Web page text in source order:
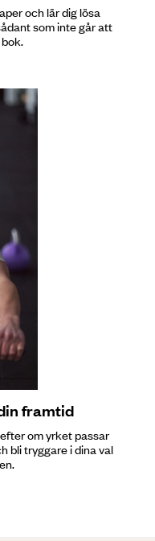
och lär dig lösa
som inte går att
framtid
om yrket passar
bli tryggare i dina val